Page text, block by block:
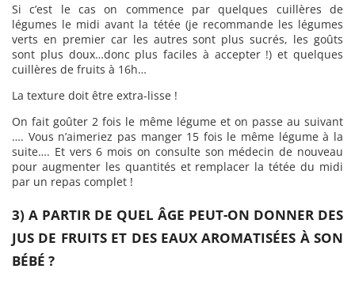
Si c’est le cas on commence par quelques cuillères de
légumes le midi avant la tétée (je recommande les légumes
verts en premier car les autres sont plus sucrés, les goûts
sont plus doux…donc plus faciles à accepter !) et quelques
cuillères de fruits à 16h…
La texture doit être extra-lisse !
On fait goûter 2 fois le même légume et on passe au suivant
…. Vous n’aimeriez pas manger 15 fois le même légume à la
suite…. Et vers 6 mois on consulte son médecin de nouveau
pour augmenter les quantités et remplacer la tétée du midi
par un repas complet !
3) A PARTIR DE QUEL ÂGE PEUT-ON DONNER DES
JUS DE FRUITS ET DES EAUX AROMATISÉES À SON
BÉBÉ ?